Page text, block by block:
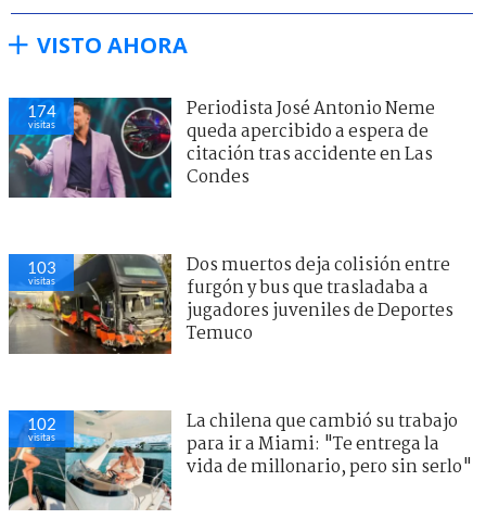
VISTO AHORA
174
visitas
Periodista José Antonio Neme
queda apercibido a espera de
citación tras accidente en Las
Condes
103
visitas
Dos muertos deja colisión entre
furgón y bus que trasladaba a
jugadores juveniles de Deportes
Temuco
102
visitas
La chilena que cambió su trabajo
para ir a Miami: "Te entrega la
vida de millonario, pero sin serlo"